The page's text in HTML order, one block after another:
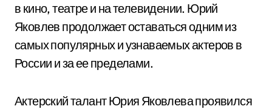
в кино, театре и на телевидении. Юрий
Яковлев продолжает оставаться одним из
самых популярных и узнаваемых актеров в
России и за ее пределами.
Актерский талант Юрия Яковлева проявился